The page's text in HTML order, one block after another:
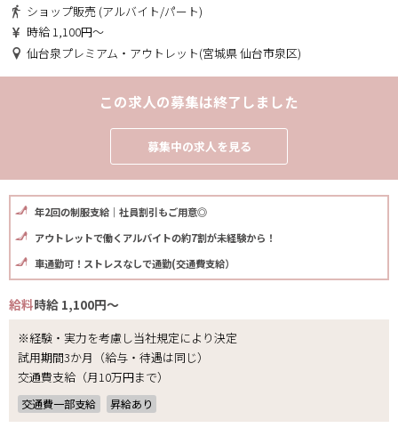
ショップ販売 (アルバイト/パート)
時給 1,100円～
仙台泉プレミアム・アウトレット(宮城県 仙台市泉区)
この求人の募集は終了しました
募集中の求人を見る
年2回の制服支給｜社員割引もご用意◎
アウトレットで働くアルバイトの約7割が未経験から！
車通勤可！ストレスなしで通勤(交通費支給）
給料時給 1,100円～
※経験・実力を考慮し当社規定により決定
試用期間3か月（給与・待遇は同じ）
交通費支給（月10万円まで）
交通費一部支給 昇給あり